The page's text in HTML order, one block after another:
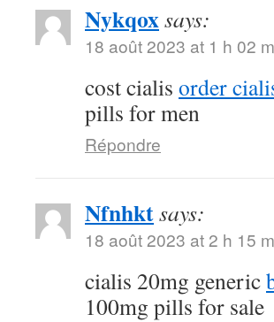
Nykqoxsays:
18 août 2023 at 1 h 02
cost cialis order
pills for men
Répondre
Nfnhktsays:
18 août 2023 at 2 h 15
cialis 20mg generic
100mg pills for sale